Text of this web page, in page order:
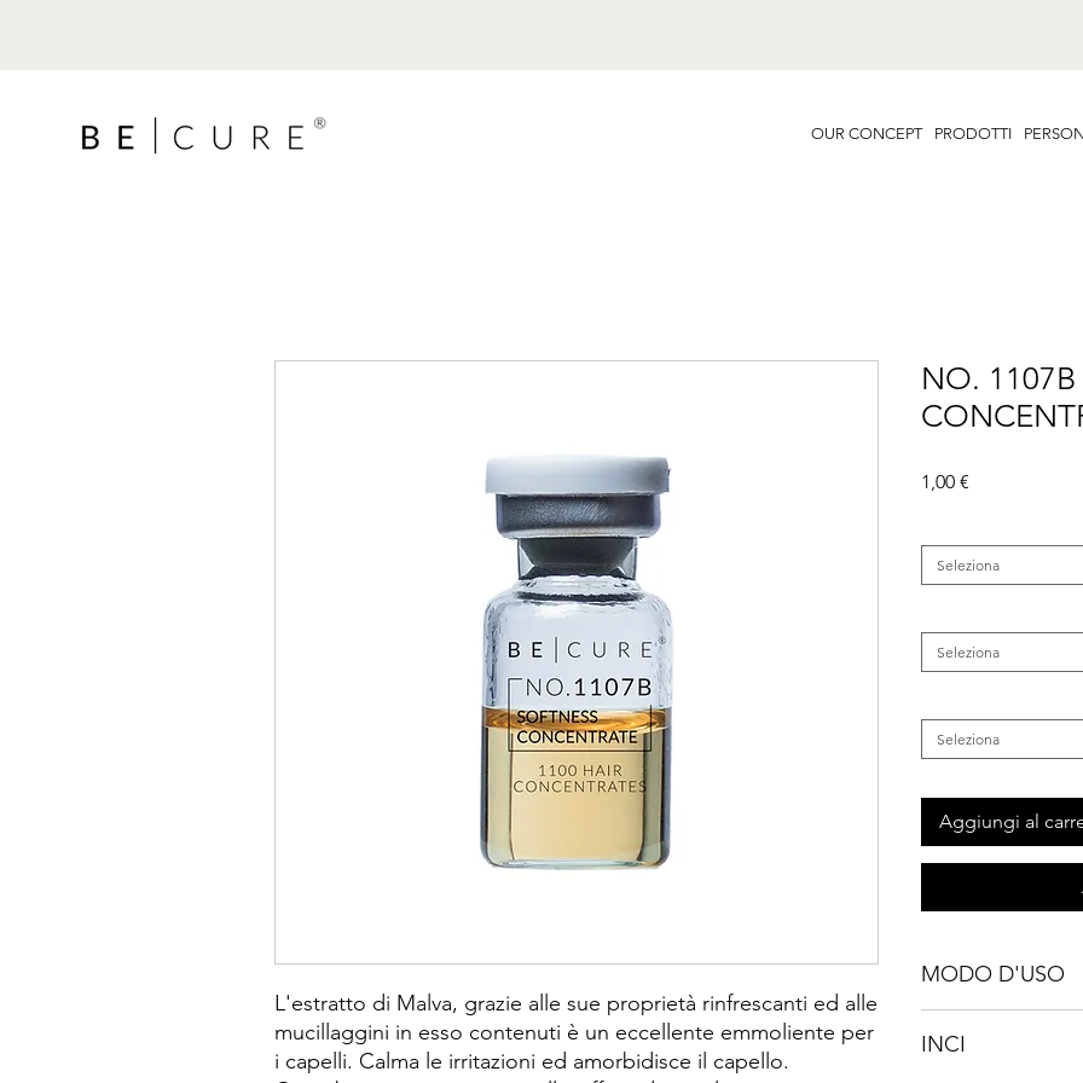
OUR CONCEPT PRODOTTI
L'estratto di Malva, grazie alle sue proprietà rinfrescanti ed alle
mucillaggini in esso contenuti è un eccellente emmoliente per
i capelli. Calma le irritazioni ed amorbidisce il capello.
NO. 1107B
1,00 €
Seleziona
Seleziona
Seleziona
Aggiungi al
MODO D'USO
concentrato alle
INCI